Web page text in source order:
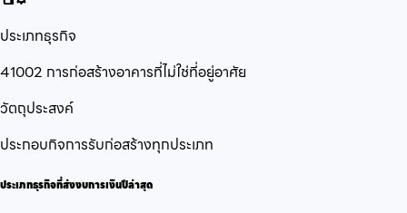
ประเภทธุรกิจ
41002 การก่อสร้างอาคารที่ไม่ใช่ที่อยู่อาศัย
วัตถุประสงค์
ประกอบกิจการรับก่อสร้างทุกประเภท
ประเภทธุรกิจที่ส่งงบการเงินปีล่าสุด